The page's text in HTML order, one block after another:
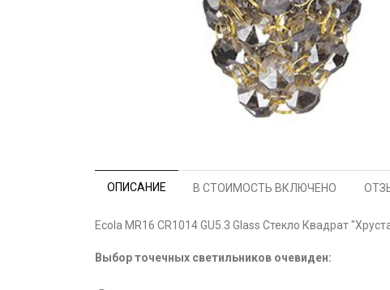
ОПИСАНИЕ В СТОИМОСТЬ ВКЛЮЧЕНО
Ecola MR16 CR1014 GU5.3 Glass Стекло Квадрат
Выбор точечных светильников очевиден: